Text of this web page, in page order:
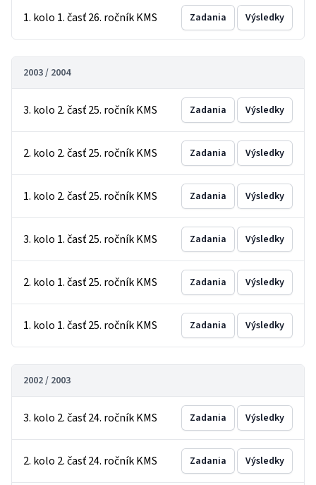
1. kolo 1. časť 26. ročník KMS Zadania Výsledky
2003 / 2004
3. kolo 2. časť 25. ročník KMS Zadania Výsledky
2. kolo 2. časť 25. ročník KMS Zadania Výsledky
1. kolo 2. časť 25. ročník KMS Zadania Výsledky
3. kolo 1. časť 25. ročník KMS Zadania Výsledky
2. kolo 1. časť 25. ročník KMS Zadania Výsledky
1. kolo 1. časť 25. ročník KMS Zadania Výsledky
2002 / 2003
3. kolo 2. časť 24. ročník KMS Zadania Výsledky
2. kolo 2. časť 24. ročník KMS Zadania Výsledky